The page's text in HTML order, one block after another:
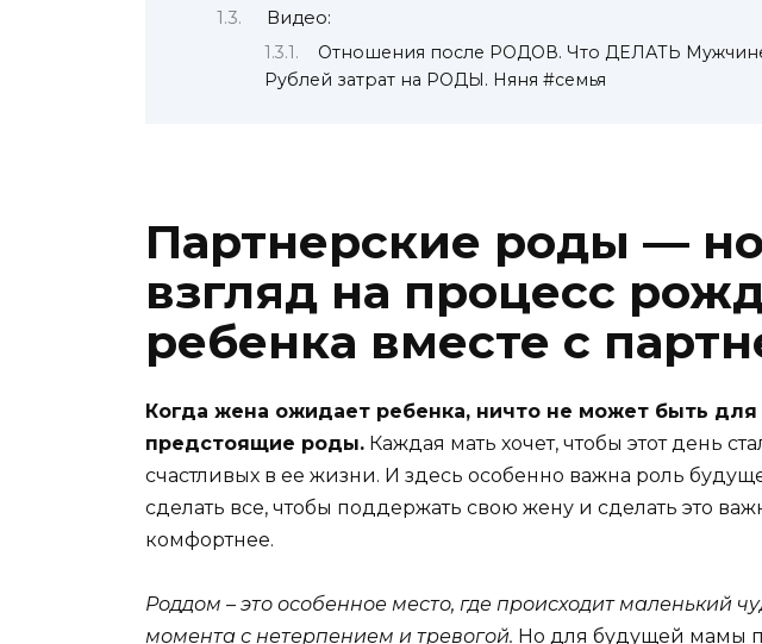
Видео:
Отношения после РОДОВ. Что ДЕЛАТЬ
Рублей затрат на РОДЫ. Няня #семья
Партнерские роды —
взгляд на процесс
ребенка вместе с
Когда жена ожидает ребенка, ничто не может быть
предстоящие роды. Каждая мать хочет, чтобы этот день
счастливых в ее жизни. И здесь особенно важна роль
сделать все, чтобы поддержать свою жену и сделать это
комфортнее.
Роддом – это особенное место, где происходит маленький
момента с нетерпением и тревогой. Но для будущей мамы